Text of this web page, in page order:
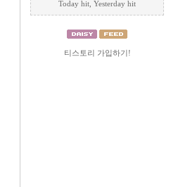
Today hit, Yesterday hit
티스토리 가입하기!